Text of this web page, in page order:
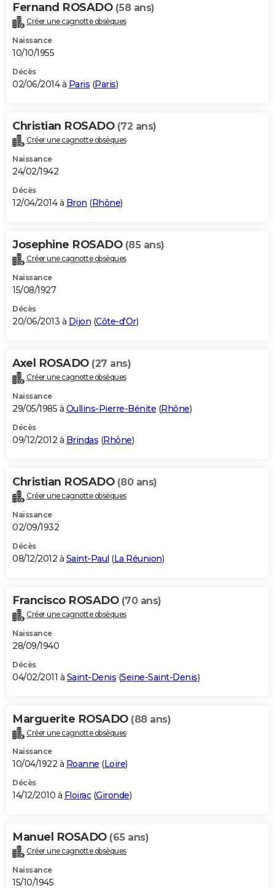
Fernand ROSADO (58 ans)
Créer une cagnotte obsèques
Naissance
10/10/1955
Décès
02/06/2014 à Paris (Paris)
Christian ROSADO (72 ans)
Créer une cagnotte obsèques
Naissance
24/02/1942
Décès
12/04/2014 à Bron (Rhône)
Josephine ROSADO (85 ans)
Créer une cagnotte obsèques
Naissance
15/08/1927
Décès
20/06/2013 à Dijon (Côte-d'Or)
Axel ROSADO (27 ans)
Créer une cagnotte obsèques
Naissance
29/05/1985 à Oullins-Pierre-Bénite (Rhône)
Décès
09/12/2012 à Brindas (Rhône)
Christian ROSADO (80 ans)
Créer une cagnotte obsèques
Naissance
02/09/1932
Décès
08/12/2012 à Saint-Paul (La Réunion)
Francisco ROSADO (70 ans)
Créer une cagnotte obsèques
Naissance
28/09/1940
Décès
04/02/2011 à Saint-Denis (Seine-Saint-Denis)
Marguerite ROSADO (88 ans)
Créer une cagnotte obsèques
Naissance
10/04/1922 à Roanne (Loire)
Décès
14/12/2010 à Floirac(Gironde)
Manuel ROSADO (65 ans)
Créer une cagnotte obsèques
Naissance
15/10/1945